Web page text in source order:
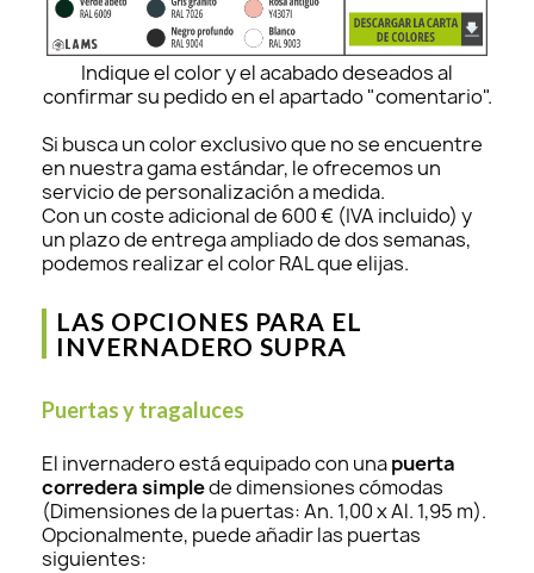
Indique el color y el acabado deseados al
confirmar su pedido en el apartado "comentario".
Si busca un color exclusivo que no se encuentre
en nuestra gama estándar, le ofrecemos un
servicio de personalización a medida.
Con un coste adicional de 600 € (IVA incluido) y
un plazo de entrega ampliado de dos semanas,
podemos realizar el color RAL que elijas.
LAS OPCIONES PARA EL
INVERNADERO SUPRA
Puertas y tragaluces
El invernadero está equipado con unapuerta
corredera simplede dimensiones cómodas
(Dimensiones de la puertas: An. 1,00 x Al. 1,95 m).
Opcionalmente, puede añadir las puertas
siguientes: